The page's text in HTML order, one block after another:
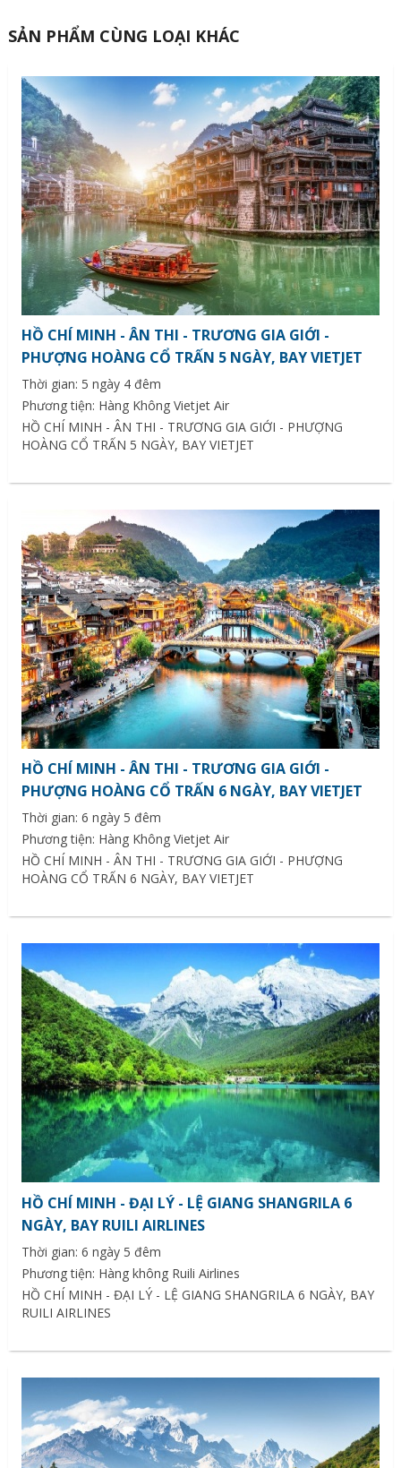
SẢN PHẨM CÙNG LOẠI KHÁC
HỒ CHÍ MINH - ÂN THI - TRƯƠNG GIA GIỚI -
PHƯỢNG HOÀNG CỔ TRẤN 5 NGÀY, BAY VIETJET
Thời gian: 5 ngày 4 đêm
Phương tiện: Hàng Không Vietjet Air
HỒ CHÍ MINH - ÂN THI - TRƯƠNG GIA GIỚI - PHƯỢNG
HOÀNG CỔ TRẤN 5 NGÀY, BAY VIETJET
HỒ CHÍ MINH - ÂN THI - TRƯƠNG GIA GIỚI -
PHƯỢNG HOÀNG CỔ TRẤN 6 NGÀY, BAY VIETJET
Thời gian: 6 ngày 5 đêm
Phương tiện: Hàng Không Vietjet Air
HỒ CHÍ MINH - ÂN THI - TRƯƠNG GIA GIỚI - PHƯỢNG
HOÀNG CỔ TRẤN 6 NGÀY, BAY VIETJET
HỒ CHÍ MINH - ĐẠI LÝ - LỆ GIANG SHANGRILA 6
NGÀY, BAY RUILI AIRLINES
Thời gian: 6 ngày 5 đêm
Phương tiện: Hàng không Ruili Airlines
HỒ CHÍ MINH - ĐẠI LÝ - LỆ GIANG SHANGRILA 6 NGÀY, BAY
RUILI AIRLINES